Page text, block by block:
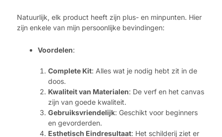
Natuurlijk, elk product heeft zijn plus- en minpunten. Hier
zijn enkele van mijn persoonlijke bevindingen:
Voordelen:
Complete Kit: Alles wat je nodig hebt zit in de
doos.
Kwaliteit van Materialen: De verf en het canvas
zijn van goede kwaliteit.
Gebruiksvriendelijk: Geschikt voor beginners
en gevorderden.
Esthetisch Eindresultaat: Het schilderij ziet er